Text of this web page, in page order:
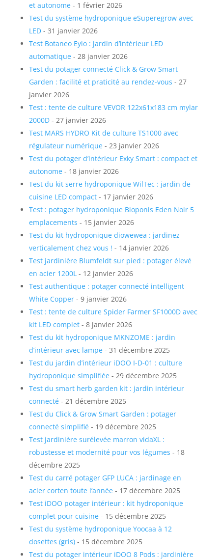
et autonome- 1 février 2026
Test du système hydroponique eSuperegrow avec
LED- 31 janvier 2026
Test Botaneo Eylo : jardin d’intérieur LED
automatique- 28 janvier 2026
Test du potager connecté Click & Grow Smart
Garden : facilité et praticité au rendez-vous - 27
janvier 2026
Test : tente de culture VEVOR 122x61x183 cm mylar
2000D- 27 janvier 2026
Test MARS HYDRO Kit de culture TS1000 avec
régulateur numérique- 23 janvier 2026
Test du potager d’intérieur Exky Smart : compact et
autonome- 18 janvier 2026
Test du kit serre hydroponique WilTec : jardin de
cuisine LED compact- 17 janvier 2026
Test : potager hydroponique Bioponis Eden Noir 5
emplacements - 15 janvier 2026
Test du kit hydroponique diowewea : jardinez
verticalement chez vous ! - 14 janvier 2026
Test jardinière Blumfeldt sur pied : potager élevé
en acier 1200L- 12 janvier 2026
Test authentique : potager connecté intelligent
White Copper- 9 janvier 2026
Test : tente de culture Spider Farmer SF1000D avec
kit LED complet- 8 janvier 2026
Test du kit hydroponique MKNZOME : jardin
d’intérieur avec lampe- 31 décembre 2025
Test du jardin d’intérieur iDOO I-D-01 : culture
hydroponique simplifiée- 29 décembre 2025
Test du smart herb garden kit : jardin intérieur
connecté- 21 décembre 2025
Test du Click & Grow Smart Garden : potager
connecté simplifié- 19 décembre 2025
Test jardinière surélevée marron vidaXL :
robustesse et modernité pour vos légumes - 18
décembre 2025
Test du carré potager GFP LUCA : jardinage en
acier corten toute l’année- 17 décembre 2025
Test iDOO potager intérieur : kit hydroponique
complet pour cuisine- 15 décembre 2025
Test du système hydroponique Yoocaa à 12
dosettes (gris)- 15 décembre 2025
Test du potager intérieur iDOO 8 Pods : jardinière